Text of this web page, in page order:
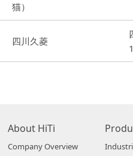
猫）
四川久菱
About HiTi
Company Overview